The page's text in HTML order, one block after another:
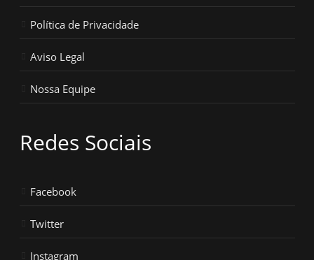
Política de Privacidade
Aviso Legal
Nossa Equipe
Redes Sociais
Facebook
Twitter
Instagram